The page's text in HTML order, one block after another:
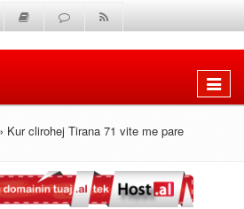
Shfaq
Kur clirohej Tirana 71 vite me pare